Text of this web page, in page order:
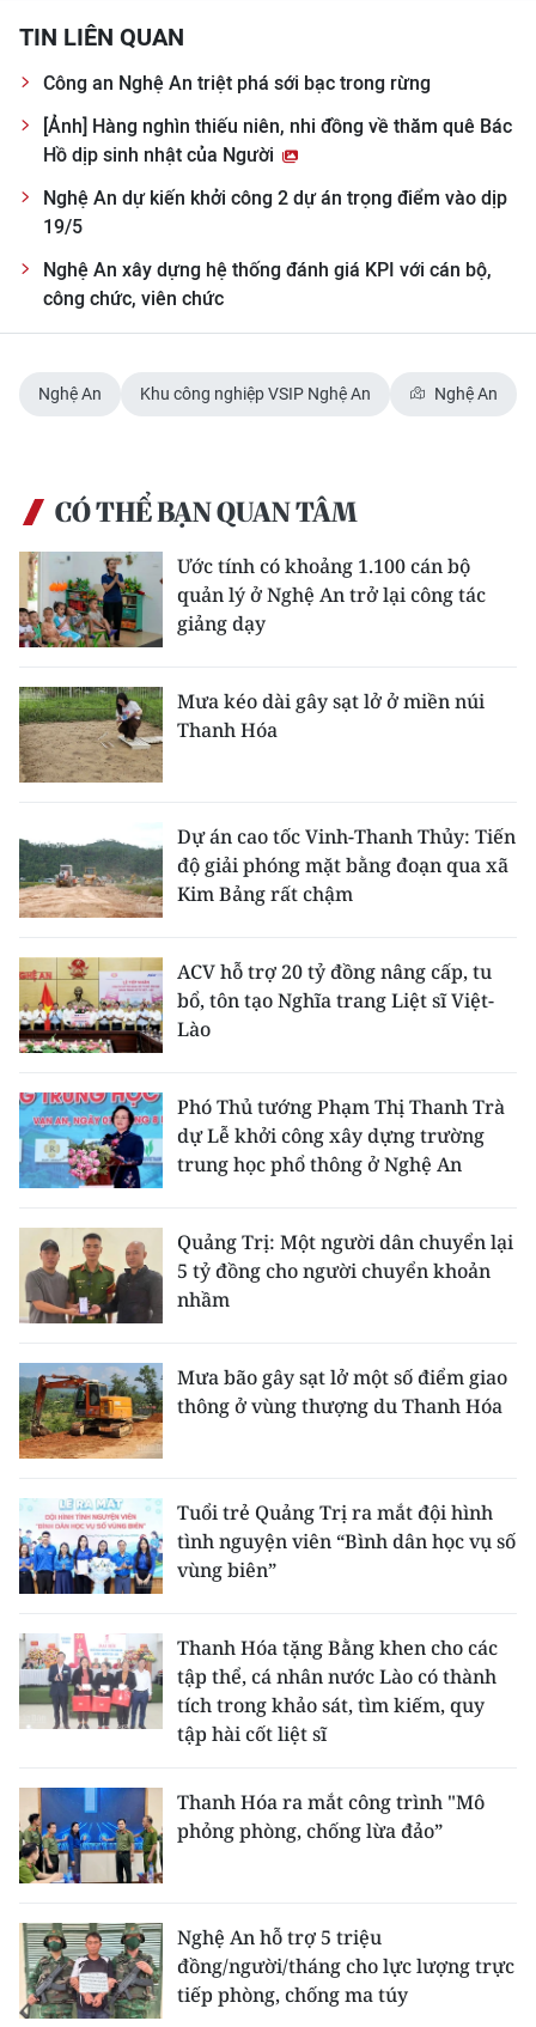
TIN LIÊN QUAN
Công an Nghệ An triệt phá sới bạc trong rừng
[Ảnh] Hàng nghìn thiếu niên, nhi đồng về thăm quê Bác
Hồ dịp sinh nhật của Người
Nghệ An dự kiến khởi công 2 dự án trọng điểm vào dịp
19/5
Nghệ An xây dựng hệ thống đánh giá KPI với cán bộ,
công chức, viên chức
Nghệ An Khu công nghiệp VSIP Nghệ An Nghệ An
CÓ THỂ BẠN QUAN TÂM
Ước tính có khoảng 1.100 cán bộ
quản lý ở Nghệ An trở lại công tác
giảng dạy
Mưa kéo dài gây sạt lở ở miền núi
Thanh Hóa
Dự án cao tốc Vinh-Thanh Thủy: Tiến
độ giải phóng mặt bằng đoạn qua xã
Kim Bảng rất chậm
ACV hỗ trợ 20 tỷ đồng nâng cấp, tu
bổ, tôn tạo Nghĩa trang Liệt sĩ Việt-
Lào
Phó Thủ tướng Phạm Thị Thanh Trà
dự Lễ khởi công xây dựng trường
trung học phổ thông ở Nghệ An
Quảng Trị: Một người dân chuyển lại
5 tỷ đồng cho người chuyển khoản
nhầm
Mưa bão gây sạt lở một số điểm giao
thông ở vùng thượng du Thanh Hóa
Tuổi trẻ Quảng Trị ra mắt đội hình
tình nguyện viên “Bình dân học vụ số
vùng biên”
Thanh Hóa tặng Bằng khen cho các
tập thể, cá nhân nước Lào có thành
tích trong khảo sát, tìm kiếm, quy
tập hài cốt liệt sĩ
Thanh Hóa ra mắt công trình "Mô
phỏng phòng, chống lừa đảo”
Nghệ An hỗ trợ 5 triệu
đồng/người/tháng cho lực lượng trực
tiếp phòng, chống ma túy